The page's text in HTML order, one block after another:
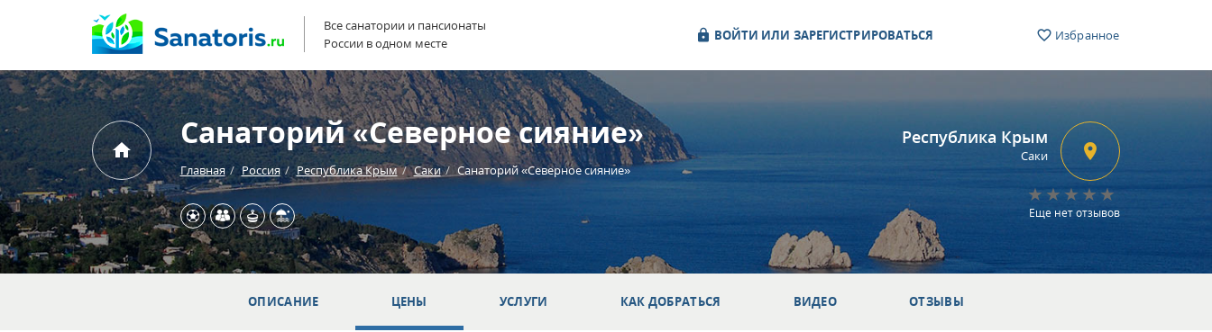
Все санатории и пансионаты
России в одном месте
ВОЙТИ ИЛИ ЗАРЕГИСТРИРОВАТЬСЯ Избранное
Санаторий «Северное сияние»
Главная Россия Республика Крым Саки Санаторий «Северное сияние»
Республика Крым
Саки
Еще нет отзывов
ОПИСАНИЕ ЦЕНЫ УСЛУГИ КАК ДОБРАТЬСЯ ВИДЕО ОТЗЫВЫ